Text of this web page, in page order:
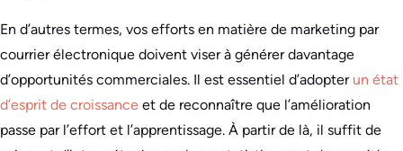
En d’autres termes, vos efforts en matière de marketing par
courrier électronique doivent viser à générer davantage
d’opportunités commerciales. Il est essentiel d’adopter un état
d’esprit de croissance et de reconnaître que l’amélioration
passe par l’effort et l’apprentissage. À partir de là, il suffit de